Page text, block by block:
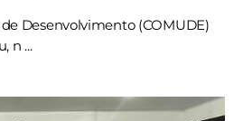
Desenvolvimento (COMUDE)
n ...